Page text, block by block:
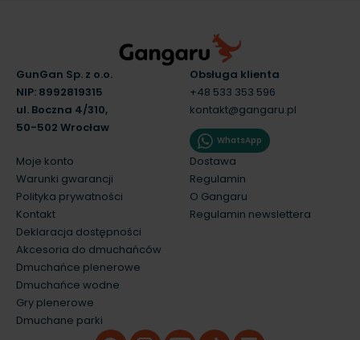
GunGan Sp. z o.o.
NIP: 8992819315
ul. Boczna 4/310,
50-502 Wrocław
Obsługa klienta
+48 533 353 596
kontakt@gangaru.pl
WhatsApp
Moje konto
Dostawa
Warunki gwarancji
Regulamin
Polityka prywatności
O Gangaru
Kontakt
Regulamin newslettera
Deklaracja dostępności
Akcesoria do dmuchańców
Dmuchańce plenerowe
Dmuchańce wodne
Gry plenerowe
Dmuchane parki